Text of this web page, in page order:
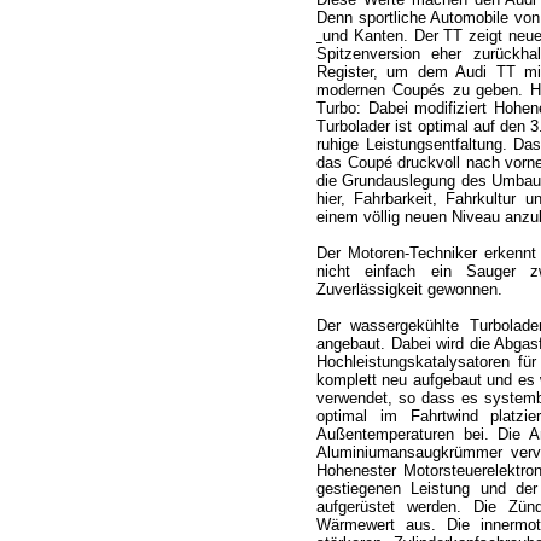
Denn sportliche Automobile
und Kanten. Der TT zeigt
Spitzenversion eher
Register, um dem Audi TT
modernen Coupés zu geben.
Turbo: Dabei modifiziert
Turbolader ist optimal auf den
ruhige Leistungsentfaltung.
das Coupé druckvoll nach
die Grundauslegung des
hier, Fahrbarkeit, Fahrkultur
einem völlig neuen Niveau
Der Motoren-Techniker
nicht einfach ein Sauger
Zuverlässigkeit gewonnen.
Der wassergekühlte
angebaut. Dabei wird die
Hochleistungskatalysatoren
komplett neu aufgebaut und
verwendet, so dass es
optimal im Fahrtwind
Außentemperaturen bei. Die
Aluminiumansaugkrümmer
Hohenester
gestiegenen Leistung und
aufgerüstet werden. Die
Wärmewert aus. Die